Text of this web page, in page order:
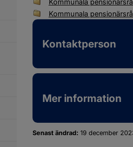
Kommunala
Kontaktperson
Mer information
Senast ändrad: 19 december